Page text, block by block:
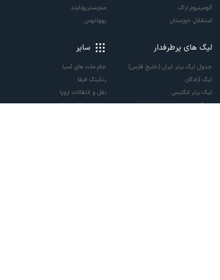
آلومینیوم اراک
استقلال خوزستان
منچستریونایتد
یوونتوس
لیگ های پرطرفدار
جدول لیگ برتر ایران (خلیج فارس)
لیگ آزادگان
لیگ برتر انگلیس
لالیگا اسپانیا
سایر
جام ملت های آسیا
رنکینگ فیفا
نقل و انتقالات اروپا
نقل و انتقالات ایران